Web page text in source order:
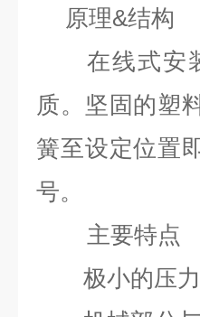
原理&结构
在线式安装
质。坚固的塑
簧至设定位置
号。
主要特点
极小的压力